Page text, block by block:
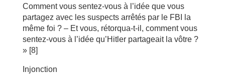
Comment vous sentez-vous à l’idée que vous
partagez avec les suspects arrêtés par le FBI la
même foi ? – Et vous, rétorqua-t-il, comment vous
sentez-vous à l’idée qu’Hitler partageait la vôtre ?
» [8]
Injonction